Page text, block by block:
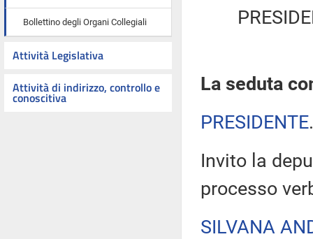
Bollettino degli Organi Collegiali
Attività Legislativa
Attività di indirizzo, controllo e
conoscitiva
La seduta
PRESIDENTE
Invito la
processo
SILVANA